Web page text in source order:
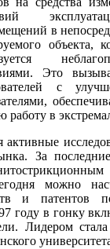
в
объекта,
Это
с
в
активные
За
можно
и
го­ду в гонку
Лидером